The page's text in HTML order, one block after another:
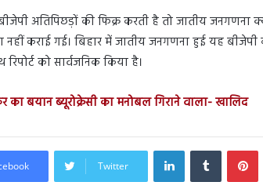
अतिपिछड़ों की फिक्र करती है तो जातीय
कराई गई। बिहार में जातीय जनगणना हुई यह
रिपोर्ट को सार्वजनिक किया है।
का बयान ब्यूरोक्रेसी का मनोबल गिराने वाला- खालिद
Twitter
LinkedInTumblr